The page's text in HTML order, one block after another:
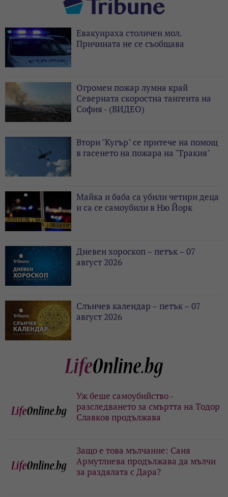
Евакуираха столичен мол.
Причината не се съобщава
Огромен пожар лумна край
Северната скоростна тангента на
София - (ВИДЕО)
Втори "Кугър" се притече на помощ
в гасенето на пожара на "Тракия"
Майка и баба са убили четири деца
и са се самоубили в Ню Йорк
Дневен хороскоп – петък – 07
август 2026
Слънчев календар – петък – 07
август 2026
Уж беше самоубийство -
разследването за смъртта на Тодор
Славков продължава
Защо е това мълчание: Саня
Армутлиева продължава да мълчи
за раздялата с Дара?